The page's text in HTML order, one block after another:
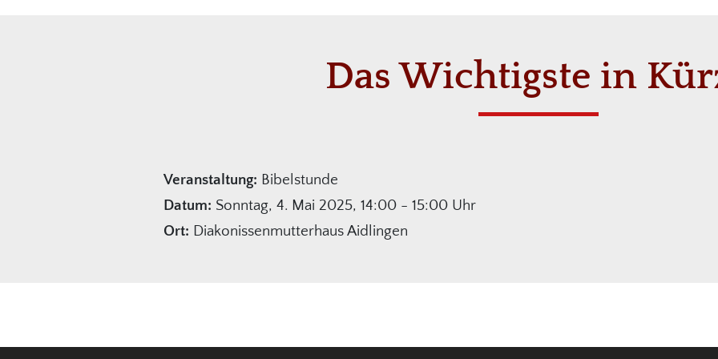
Das Wichtigste in
Veranstaltung: Bibelstunde
Datum: Sonntag, 4. Mai 2025, 14:00 - 15:00 Uhr
Ort: Diakonissenmutterhaus Aidlingen